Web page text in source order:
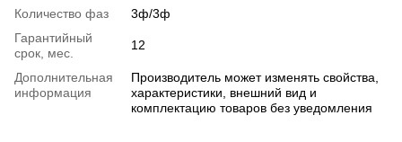
Количество фаз
3ф/3ф
Гарантийный
срок, мес.
12
Дополнительная
информация
Производитель может изменять свойства,
характеристики, внешний вид и
комплектацию товаров без уведомления